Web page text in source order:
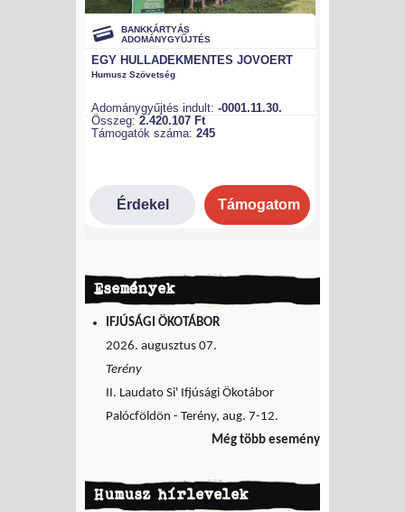
Események
IFJÚSÁGI ÖKOTÁBOR
2026. augusztus 07.
Terény
II. Laudato Si' Ifjúsági Ökotábor
Palócföldön - Terény, aug. 7-12.
Még több esemény
Humusz hírlevelek